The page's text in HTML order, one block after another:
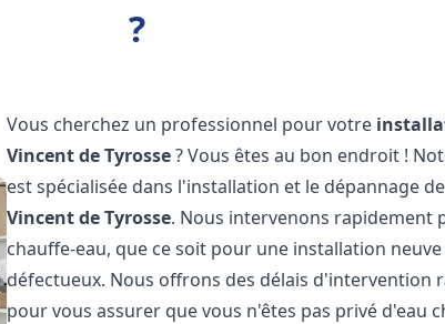
?
Vous cherchez un professionnel pour votre
Vincent de Tyrosse? Vous êtes au bon endroit !
est spécialisée dans l'installation et le dépannage
Vincent de Tyrosse. Nous intervenons rapidement
chauffe-eau, que ce soit pour une installation
défectueux. Nous offrons des délais d'intervention
pour vous assurer que vous n'êtes pas privé d'eau